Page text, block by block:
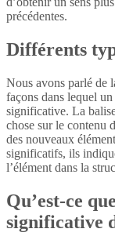
précédentes.
Différents
Nous avons parlé de
façons dans lequel
significative. La
chose sur le contenu
des nouveaux
significatifs, ils
l’élément dans la
Qu’est-ce
significative